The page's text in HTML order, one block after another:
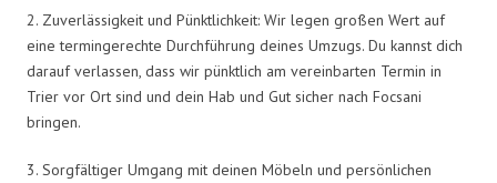
2. Zuverlässigkeit und Pünktlichkeit: Wir legen großen Wert auf
eine termingerechte Durchführung deines Umzugs. Du kannst dich
darauf verlassen, dass wir pünktlich am vereinbarten Termin in
Trier vor Ort sind und dein Hab und Gut sicher nach Focsani
bringen.
3. Sorgfältiger Umgang mit deinen Möbeln und persönlichen